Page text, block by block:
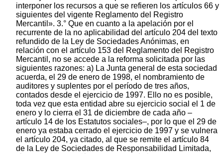
interponer los recursos a que se refieren los artículos 66 y
siguientes del vigente Reglamento del Registro
Mercantil». 3.° Que en cuanto a la apelación por el
recurrente de la no aplicabilidad del artículo 204 del texto
refundido de la Ley de Sociedades Anónimas, en
relación con el artículo 153 del Reglamento del Registro
Mercantil, no se accede a la reforma solicitada por las
siguientes razones: a) La Junta general de esta sociedad
acuerda, el 29 de enero de 1998, el nombramiento de
auditores y suplentes por el período de tres años,
contados desde el ejercicio de 1997. Ello no es posible,
toda vez que esta entidad abre su ejercicio social el 1 de
enero y lo cierra el 31 de diciembre de cada año –
artículo 14 de los Estatutos sociales–, por lo que el 29 de
enero ya estaba cerrado el ejercicio de 1997 y se vulnera
el artículo 204, ya citado, al que se remite el artículo 84
de la Ley de Sociedades de Responsabilidad Limitada,